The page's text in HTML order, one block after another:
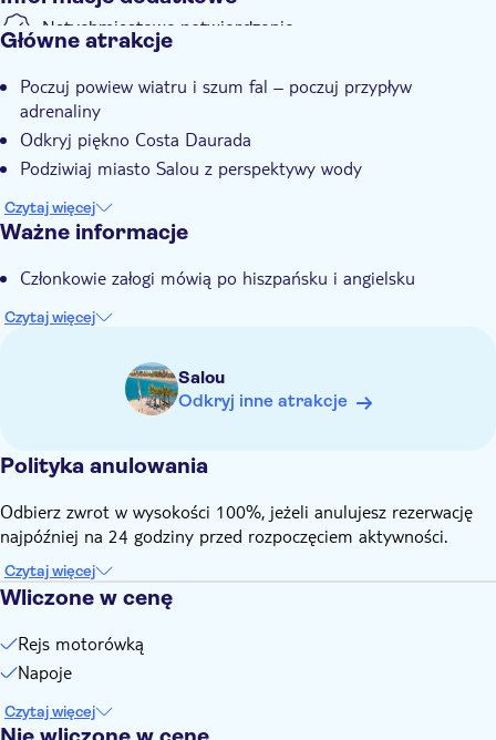
Natychmiastowe potwierdzenie
Główne atrakcje
Poczuj powiew wiatru i szum fal – poczuj przypływ
adrenaliny
Odkryj piękno Costa Daurada
Podziwiaj miasto Salou z perspektywy wody
Czytaj więcej
Ważne informacje
Członkowie załogi mówią po hiszpańsku i angielsku
Czytaj więcej
Salou
Odkryj inne atrakcje
Polityka anulowania
Odbierz zwrot w wysokości 100%, jeżeli anulujesz rezerwację
najpóźniej na 24 godziny przed rozpoczęciem aktywności.
Czytaj więcej
Wliczone w cenę
Rejs motorówką
Napoje
Czytaj więcej